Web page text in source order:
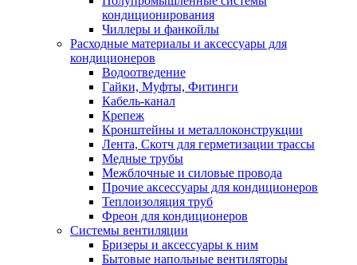
кондиционирования
Чиллеры и фанкойлы
Расходные материалы и аксессуары для
кондиционеров
Водоотведение
Гайки, Муфты, Фитинги
Кабель-канал
Крепеж
Кронштейны и металлоконструкции
Лента, Скотч для герметизации трассы
Медные трубы
Межблочные и силовые провода
Прочие аксессуары для кондиционеров
Теплоизоляция труб
Фреон для кондиционеров
Системы вентиляции
Бризеры и аксессуары к ним
Бытовые напольные вентиляторы